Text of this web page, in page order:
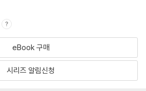
eBook 구매
시리즈 알림신청